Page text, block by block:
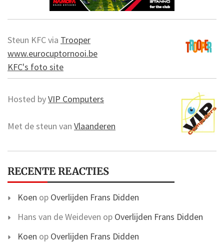
Steun KFC via Trooper
www.eurocuptornooi.be
KFC's foto site
Hosted byVIP Computers
Met de steun van Vlaanderen
RECENTE REACTIES
Koen op Overlijden Frans Didden
Hans van de Weideven op Overlijden Frans Didden
Koen op Overlijden Frans Didden